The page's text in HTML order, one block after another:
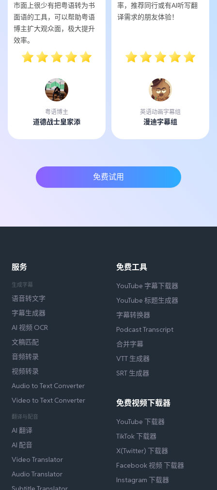
市面上很少有把粤语转为书
面语的工具，可以帮助粤语
博主扩大观众面，极大提升
效率。
粤语博主
道德战士皇家添
率，推荐同行或有AI听写翻
译需求的朋友体验！
英语动画字幕组
漫迪字幕组
免费试用
服务
生成字幕
语音转文字
字幕生成器
AI 视频 OCR
文稿匹配
音频转录
视频转录
Audio to Text Converter
Video to Text Converter
翻译与配音
AI 翻译
AI 配音
Video Translator
Audio Translator
免费工具
YouTube 字幕下载器
YouTube 标题生成器
字幕转换器
Podcast Transcript
合并字幕
VTT 生成器
SRT 生成器
免费视频下载器
YouTube 下载器
TikTok 下载器
X(Twitter) 下载器
Facebook 视频 下载器
Instagram 下载器